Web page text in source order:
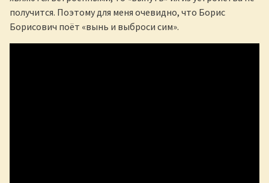
получится. Поэтому для меня очевидно, что Борис
Борисович поёт «вынь и выброси сим».